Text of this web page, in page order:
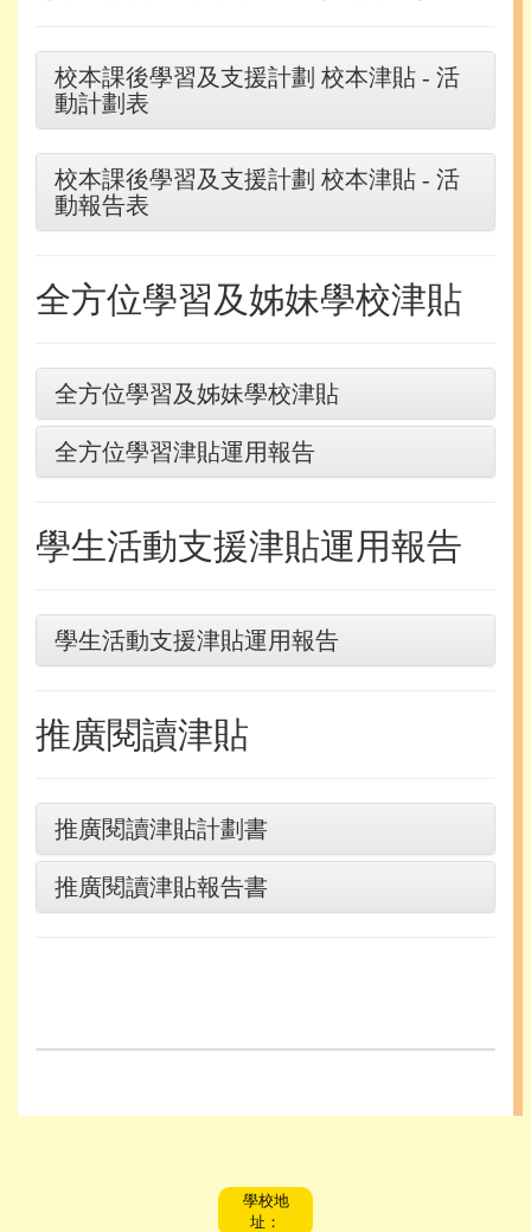
校本課後學習及支援計劃 校本津貼 - 活
動計劃表
校本課後學習及支援計劃 校本津貼 - 活
動報告表
全方位學習及姊妹學校津貼
全方位學習及姊妹學校津貼
全方位學習津貼運用報告
學生活動支援津貼運用報告
學生活動支援津貼運用報告
推廣閱讀津貼
推廣閱讀津貼計劃書
推廣閱讀津貼報告書
學校地
址：